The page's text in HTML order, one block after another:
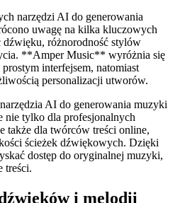
narzędzi AI do generowania
uwagę na kilka kluczowych
dźwięku, różnorodność stylów
**Amper Music** wyróżnia się
interfejsem, natomiast
personalizacji utworów.
AI do generowania muzyki
nie tylko dla profesjonalnych
także dla twórców treści online,
ścieżek dźwiękowych. Dzięki
dostęp do oryginalnej muzyki,
treści.
i melodii